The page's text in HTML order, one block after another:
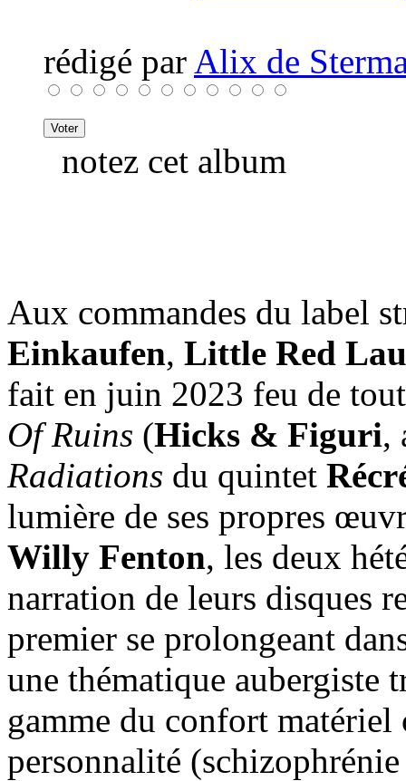
rédigé par Alix de
notez cet album
Aux commandes du label
Einkaufen, Little Red
fait en juin 2023 feu de
Of Ruins (Hicks & Figuri,
Radiations du quintet
lumière de ses propres
Willy Fenton, les deux
narration de leurs disques
premier se prolongeant
une thématique aubergiste
gamme du confort matériel
personnalité